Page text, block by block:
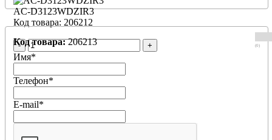
AC-D3123WDZIR3
Код товара: 206212
- +
Имя*
Телефон*
E-mail*
Код товара: 206213 (0)